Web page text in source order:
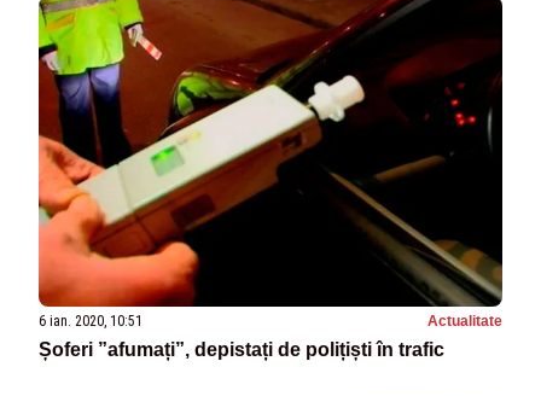
6 ian. 2020, 10:51 Actualitate
Șoferi ”afumați”, depistați de polițiști în trafic